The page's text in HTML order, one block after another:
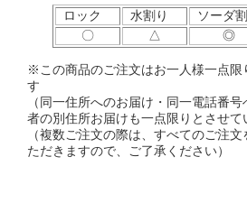
ロック 水割り ソーダ割
〇
△
※この商品のご注文はお一人様一点限
す
（同一住所へのお届け・同一電話番
者の別住所お届けも一点限りとさせて
（複数ご注文の際は、すべてのご注
ただきますので、ご了承ください）